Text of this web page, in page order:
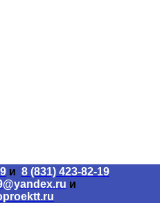
и 8 (831) 423-82-19
и